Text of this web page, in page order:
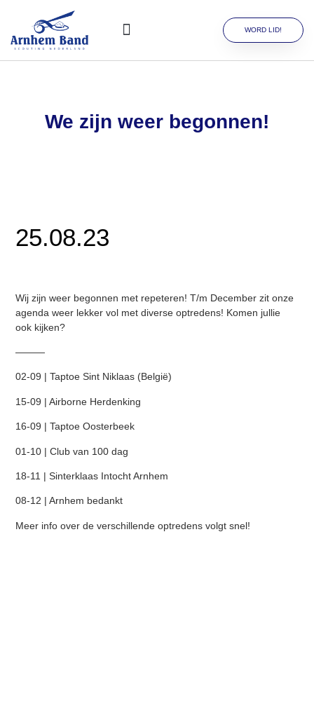
WORD LID!
We zijn weer begonnen!
25.08.23
Wij zijn weer begonnen met repeteren! T/m December zit onze
agenda weer lekker vol met diverse optredens! Komen jullie
ook kijken?
———
02-09 | Taptoe Sint Niklaas (België)
15-09 | Airborne Herdenking
16-09 | Taptoe Oosterbeek
01-10 | Club van 100 dag
18-11 | Sinterklaas Intocht Arnhem
08-12 | Arnhem bedankt
Meer info over de verschillende optredens volgt snel!